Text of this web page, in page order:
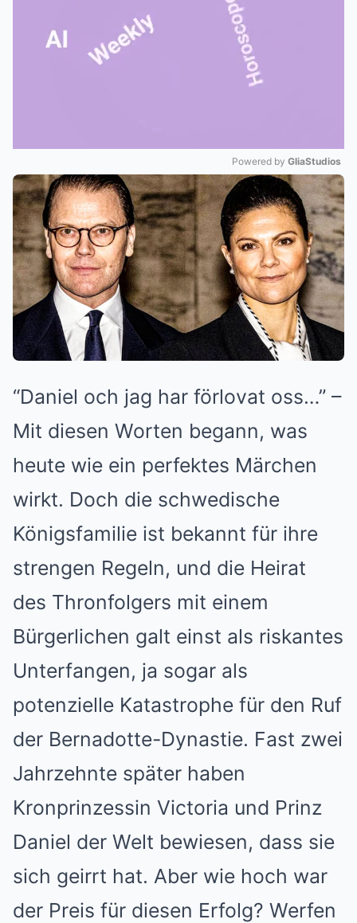
Mute
Powered by GliaStudios
“Daniel och jag har förlovat oss…” –
Mit diesen Worten begann, was
heute wie ein perfektes Märchen
wirkt. Doch die schwedische
Königsfamilie ist bekannt für ihre
strengen Regeln, und die Heirat
des Thronfolgers mit einem
Bürgerlichen galt einst als riskantes
Unterfangen, ja sogar als
potenzielle Katastrophe für den Ruf
der Bernadotte-Dynastie. Fast zwei
Jahrzehnte später haben
Kronprinzessin Victoria und Prinz
Daniel der Welt bewiesen, dass sie
sich geirrt hat. Aber wie hoch war
der Preis für diesen Erfolg? Werfen